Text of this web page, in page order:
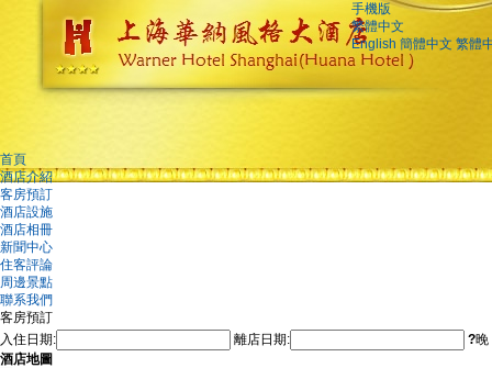
手機版
繁體中文
English 簡體中文 繁體
首頁
酒店介紹
客房預訂
酒店設施
酒店相冊
新聞中心
住客評論
周邊景點
聯系我們
客房預訂
入住日期:
離店日期: ?晚
酒店地圖